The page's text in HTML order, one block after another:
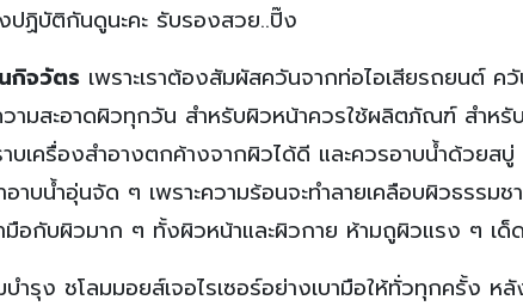
ฏิบัติกันดูนะคะ รับรองสวย..ปิ๊ง
กิจวัตร เพราะเราต้องสัมผัสควันจากท่อไอเสียรถยนต์
ามสะอาดผิวทุกวัน สำหรับผิวหน้าควรใช้ผลิตภัณฑ์ สำหรับ
าบเครื่องสำอางตกค้างจากผิวได้ดี และควรอาบน้ำด้วย
าบน้ำอุ่นจัด ๆ เพราะความร้อนจะทำลายเคลือบผิวธรรม
อกับผิวมาก ๆ ทั้งผิวหน้าและผิวกาย ห้ามถูผิวแรง ๆ เด็
บำรุง ชโลมมอยส์เจอไรเซอร์อย่างเบามือให้ทั่วทุกครั้ง ห